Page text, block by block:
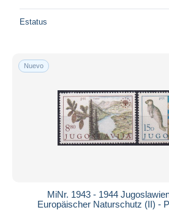
Estatus
Nuevo
MiNr. 1943 - 1944
Europäischer Naturschutz (II) -